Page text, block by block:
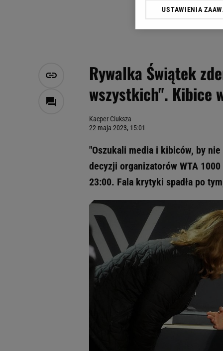
Rywalka Świątek
wszystkich". Kibice
Kacper Ciuksza
22 maja 2023, 15:01
"Oszukali media i kibiców, by
decyzji organizatorów WTA
23:00. Fala krytyki spadła po
Klikając „Akceptuję”
Zaufanych Partnerów i
My, nasi Zaufani
Użycie dokładnych
Przechowywanie
USTAWIENIA